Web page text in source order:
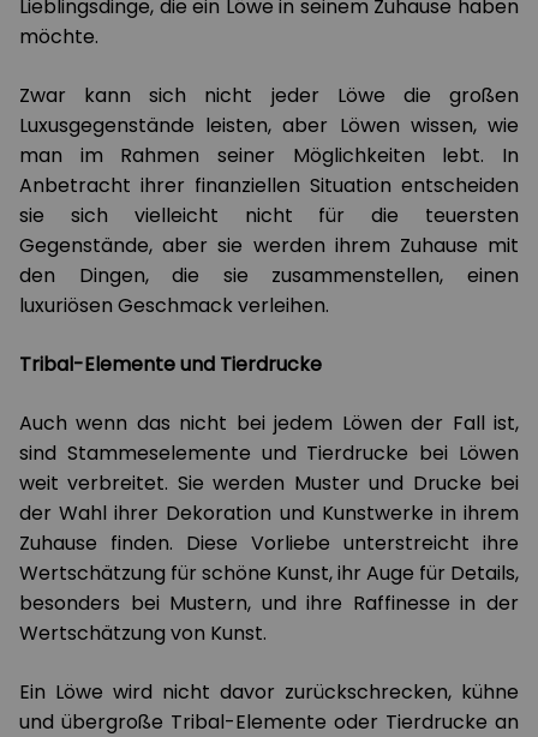
Lieblingsdinge, die ein Löwe in seinem Zuhause haben
möchte.
Zwar kann sich nicht jeder Löwe die großen
Luxusgegenstände leisten, aber Löwen wissen, wie
man im Rahmen seiner Möglichkeiten lebt. In
Anbetracht ihrer finanziellen Situation entscheiden
sie sich vielleicht nicht für die teuersten
Gegenstände, aber sie werden ihrem Zuhause mit
den Dingen, die sie zusammenstellen, einen
luxuriösen Geschmack verleihen.
Tribal-Elemente und Tierdrucke
Auch wenn das nicht bei jedem Löwen der Fall ist,
sind Stammeselemente und Tierdrucke bei Löwen
weit verbreitet. Sie werden Muster und Drucke bei
der Wahl ihrer Dekoration und Kunstwerke in ihrem
Zuhause finden. Diese Vorliebe unterstreicht ihre
Wertschätzung für schöne Kunst, ihr Auge für Details,
besonders bei Mustern, und ihre Raffinesse in der
Wertschätzung von Kunst.
Ein Löwe wird nicht davor zurückschrecken, kühne
und übergroße Tribal-Elemente oder Tierdrucke an